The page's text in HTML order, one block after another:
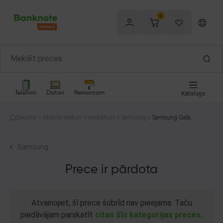
0
Telefoni Datori Remontam Katalogs
Sākums Mobilie telefoni Viedtālruņi Samsung
Samsung Galaxy
Samsung
Prece ir pārdota
Atvainojiet, šī prece šobrīd nav pieejama. Taču
piedāvājam parskatīt citas šīs kategorijas preces.